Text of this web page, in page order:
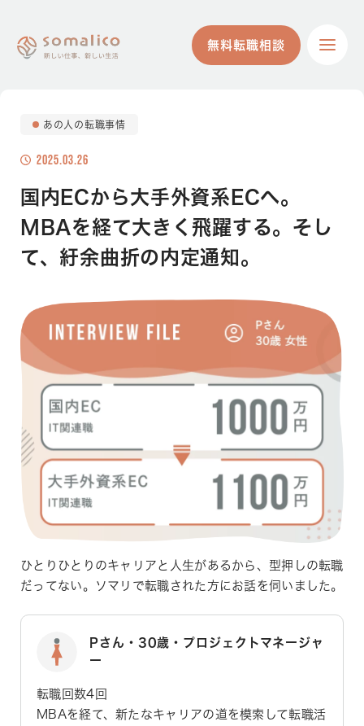
無料転職相談
あの人の転職事情
2025.03.26
国内ECから大手外資系ECへ。
MBAを経て大きく飛躍する。そし
て、紆余曲折の内定通知。
ひとりひとりのキャリアと人生があるから、型押しの転職
だってない。ソマリで転職された方にお話を伺いました。
Pさん・30歳・プロジェクトマネージャ
ー
転職回数4回
MBAを経て、新たなキャリアの道を模索して転職活